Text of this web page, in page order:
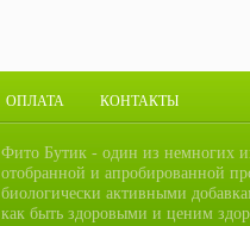
ОПЛАТА КОНТАКТЫ
Фито Бутик - один из немногих
отобранной и апробированной
биологически активными
как быть здоровыми и ценим